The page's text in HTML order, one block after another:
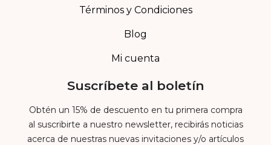
Términos y Condiciones
Blog
Mi cuenta
Suscríbete al boletín
Obtén un 15% de descuento en tu primera compra
al suscribirte a nuestro newsletter, recibirás noticias
acerca de nuestras nuevas invitaciones y/o artículos